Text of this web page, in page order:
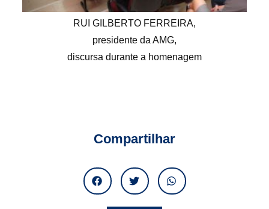
RUI GILBERTO FERREIRA,
presidente da AMG,
discursa durante a homenagem
Compartilhar